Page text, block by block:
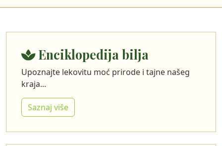
Enciklopedija bilja
Upoznajte lekovitu moć prirode i tajne našeg
kraja...
Saznaj više